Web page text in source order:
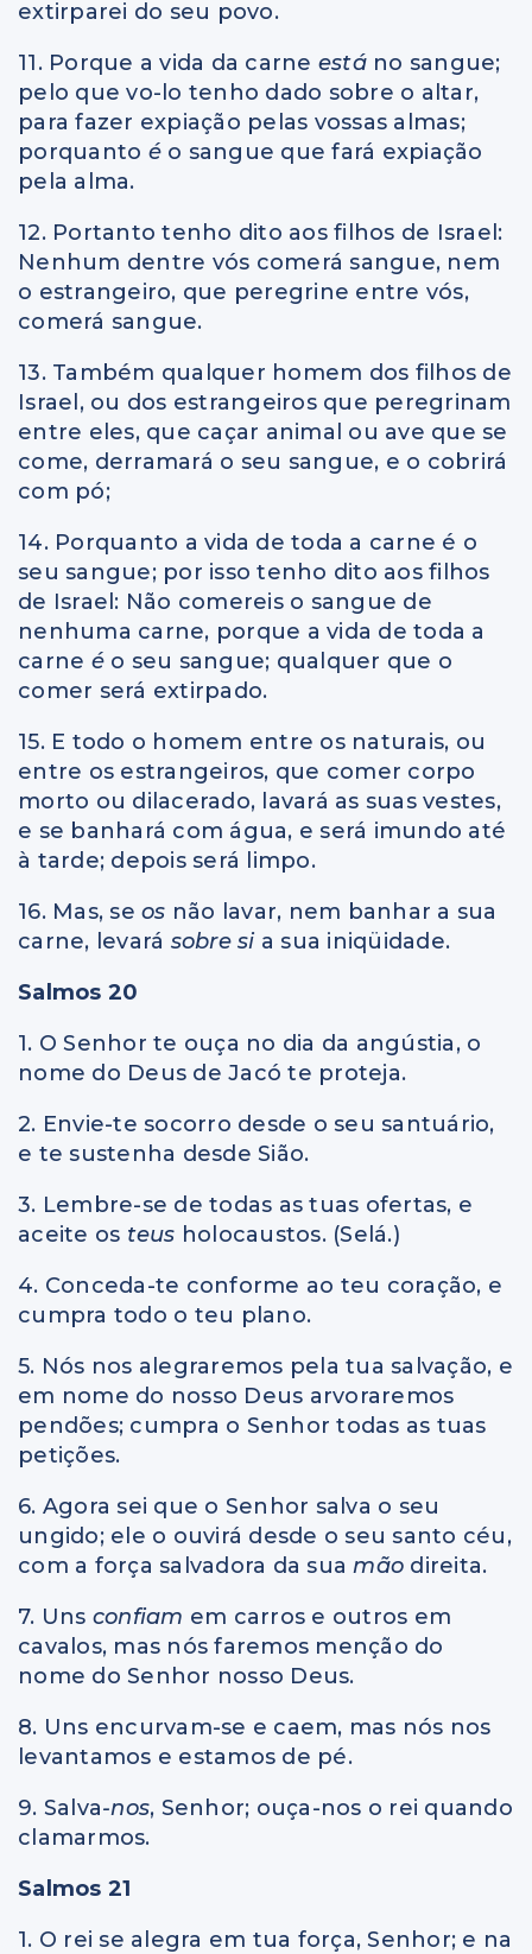
extirparei do seu povo.
11. Porque a vida da carne está no sangue;
pelo que vo-lo tenho dado sobre o altar,
para fazer expiação pelas vossas almas;
porquanto é o sangue que fará expiação
pela alma.
12. Portanto tenho dito aos filhos de Israel:
Nenhum dentre vós comerá sangue, nem
o estrangeiro, que peregrine entre vós,
comerá sangue.
13. Também qualquer homem dos filhos de
Israel, ou dos estrangeiros que peregrinam
entre eles, que caçar animal ou ave que se
come, derramará o seu sangue, e o cobrirá
com pó;
14. Porquanto a vida de toda a carne é o
seu sangue; por isso tenho dito aos filhos
de Israel: Não comereis o sangue de
nenhuma carne, porque a vida de toda a
carne é o seu sangue; qualquer que o
comer será extirpado.
15. E todo o homem entre os naturais, ou
entre os estrangeiros, que comer corpo
morto ou dilacerado, lavará as suas vestes,
e se banhará com água, e será imundo até
à tarde; depois será limpo.
16. Mas, se os não lavar, nem banhar a sua
carne, levará sobre si a sua iniqüidade.
Salmos 20
1. O Senhor te ouça no dia da angústia, o
nome do Deus de Jacó te proteja.
2. Envie-te socorro desde o seu santuário,
e te sustenha desde Sião.
3. Lembre-se de todas as tuas ofertas, e
aceite os teus holocaustos. (Selá.)
4. Conceda-te conforme ao teu coração, e
cumpra todo o teu plano.
5. Nós nos alegraremos pela tua salvação, e
em nome do nosso Deus arvoraremos
pendões; cumpra o Senhor todas as tuas
petições.
6. Agora sei que o Senhor salva o seu
ungido; ele o ouvirá desde o seu santo céu,
com a força salvadora da suamão direita.
7. Uns confiam em carros e outros em
cavalos, mas nós faremos menção do
nome do Senhor nosso Deus.
8. Uns encurvam-se e caem, mas nós nos
levantamos e estamos de pé.
9. Salva-nos, Senhor; ouça-nos o rei quando
clamarmos.
Salmos 21
1. O rei se alegra em tua força, Senhor; e na